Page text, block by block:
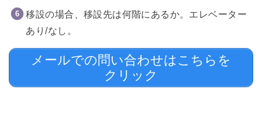
移設の場合、移設先は何階にあるか。エレベーター
あり/なし。
メールでの問い合わせはこちらを
クリック